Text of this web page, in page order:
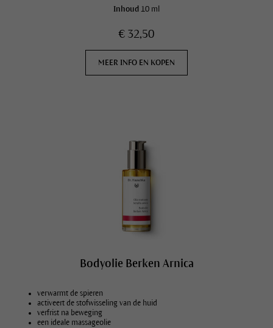
Inhoud 10 ml
€ 32,50
MEER INFO EN KOPEN
Bodyolie Berken Arnica
verwarmt de spieren
activeert de stofwisseling van de huid
verfrist na beweging
een ideale massageolie